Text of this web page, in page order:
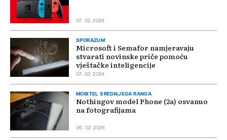
07. 02. 2024.
SPORAZUM
Microsoft i Semafor namjeravaju
stvarati novinske priče pomoću
vještačke inteligencije
07. 02. 2024.
MOBITEL SREDNJEGA RANGA
Nothingov model Phone (2a) osvanuo
na fotografijama
06. 02. 2024.